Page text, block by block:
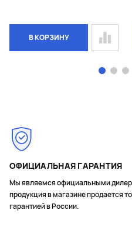
В КОРЗИНУ
ОФИЦИАЛЬНАЯ ГАРАНТИЯ
Мы являемся официальными
продукция в магазине продается
гарантией в России.